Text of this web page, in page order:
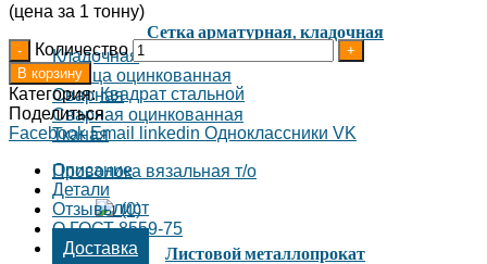
Сетка арматурная, кладочная
Кладочная
Рабица оцинкованная
Сварная
Сварная оцинкованная
Тканая
Проволока вязальная т/о
Листовой металлопрокат
(цена за 1 тонну)
Количество
В корзину
Категория:Квадрат стальной
Поделиться
Facebook Email linkedin Одноклассники VK
Описание
Детали
Отзывы (0)
О ГОСТ 8559-75
Доставка